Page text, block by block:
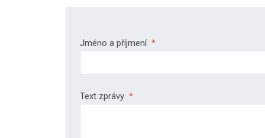
Jméno a příjmení *
Text zprávy *